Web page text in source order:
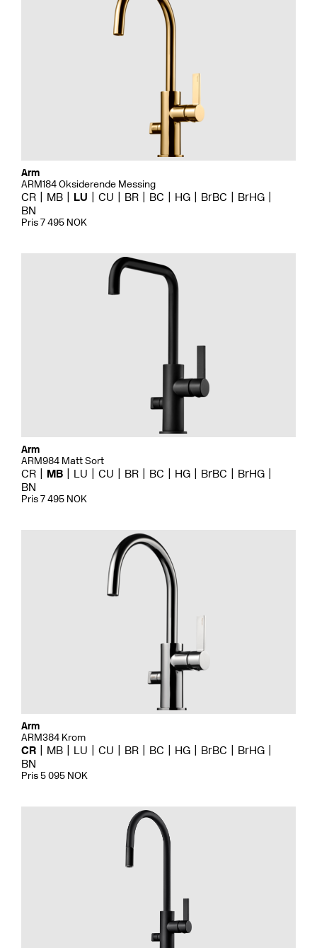
Arm
ARM184 Oksiderende Messing
CR MB LU CU BR BC HG BrBC
BrHG
BN
Pris 7 495 NOK
Arm
ARM984 Matt Sort
CR MB LU CU BR BC HG BrBC
BrHG
BN
Pris 7 495 NOK
Arm
ARM384 Krom
CR MB LU CU BR BC HG BrBC
BrHG
BN
Pris 5 095 NOK